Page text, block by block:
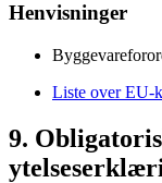
Henvisninger
Liste over EU-
9.